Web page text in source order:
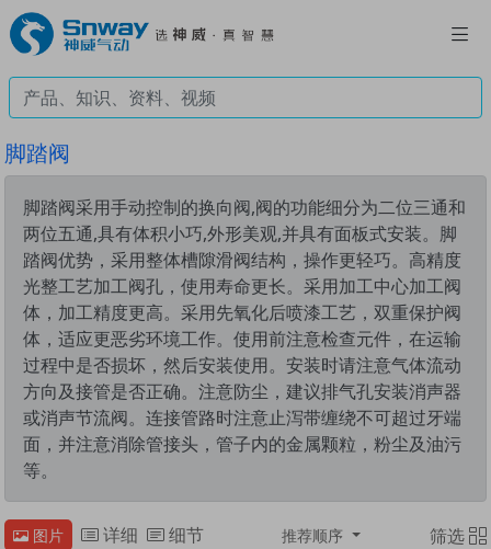
脚踏阀
脚踏阀采用手动控制的换向阀,阀的功能细分为二位三通和
两位五通,具有体积小巧,外形美观,并具有面板式安装。脚
踏阀优势，采用整体槽隙滑阀结构，操作更轻巧。高精度
光整工艺加工阀孔，使用寿命更长。采用加工中心加工阀
体，加工精度更高。采用先氧化后喷漆工艺，双重保护阀
体，适应更恶劣环境工作。使用前注意检查元件，在运输
过程中是否损坏，然后安装使用。安装时请注意气体流动
方向及接管是否正确。注意防尘，建议排气孔安装消声器
或消声节流阀。连接管路时注意止泻带缠绕不可超过牙端
面，并注意消除管接头，管子内的金属颗粒，粉尘及油污
等。
图片 详细 细节 推荐顺序 筛选